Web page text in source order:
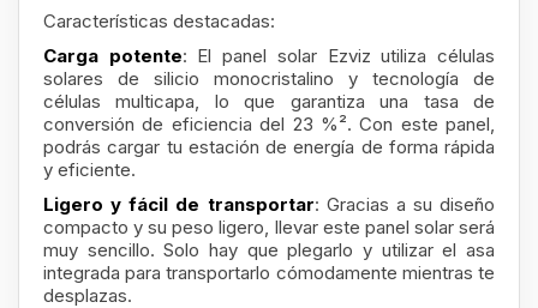
Características destacadas:
Carga potente: El panel solar Ezviz utiliza células
solares de silicio monocristalino y tecnología de
células multicapa, lo que garantiza una tasa de
conversión de eficiencia del 23 %². Con este panel,
podrás cargar tu estación de energía de forma rápida
y eficiente.
Ligero y fácil de transportar: Gracias a su diseño
compacto y su peso ligero, llevar este panel solar será
muy sencillo. Solo hay que plegarlo y utilizar el asa
integrada para transportarlo cómodamente mientras te
desplazas.